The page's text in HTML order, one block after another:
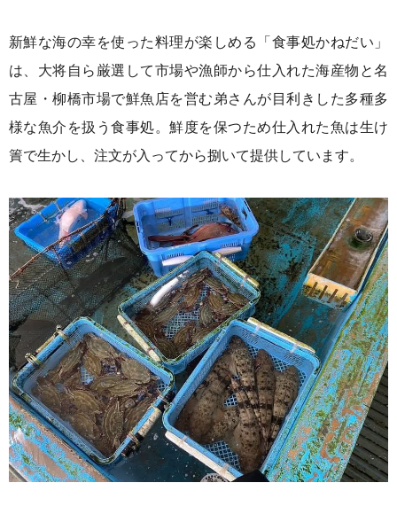
新鮮な海の幸を使った料理が楽しめる「食事処かねだい」
は、大将自ら厳選して市場や漁師から仕入れた海産物と名
古屋・柳橋市場で鮮魚店を営む弟さんが目利きした多種多
様な魚介を扱う食事処。鮮度を保つため仕入れた魚は生け
簀で生かし、注文が入ってから捌いて提供しています。